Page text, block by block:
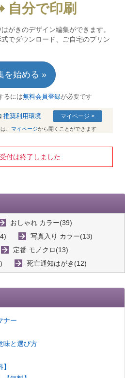
自分で印刷
がきのデザイン編集ができます。
でダウンロード、ご自宅のプリン
を始める »
るには無料会員登録が必要です
推奨利用環境 マイページ >
、 マイページから開くことができます
付は終了しました
おしゃれ カラー(39)
写真入り カラー(13)
定番 モノクロ(13)
死亡通知はがき(12)
ナー
味と選び方